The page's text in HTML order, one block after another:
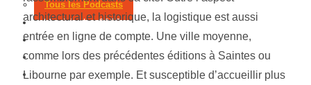
Tous les Podcasts
Municipales 2026
Jeux
Partenaires
Emploi
architectural et historique, la logistique est aussi
entrée en ligne de compte. Une ville moyenne,
comme lors des précédentes éditions à Saintes ou
Libourne par exemple. Et susceptible d’accueillir plus